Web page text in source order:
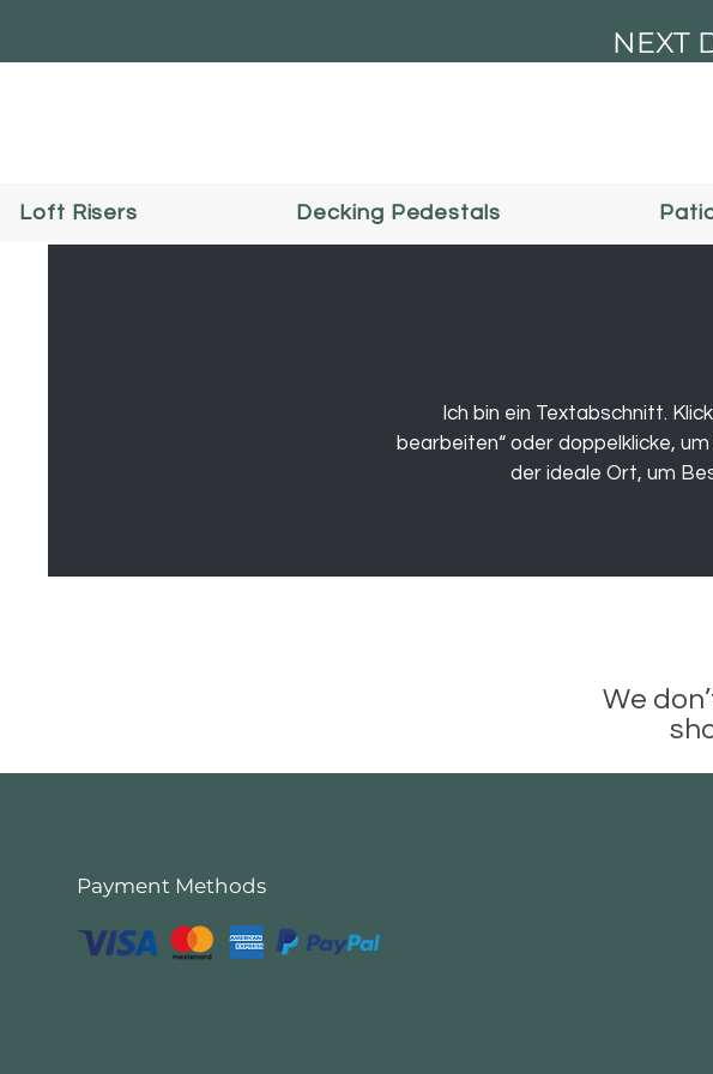
NEXT
Loft Risers Decking Pedestals
Ich bin ein Textabschnitt.
bearbeiten“ oder doppelklicke,
der ideale Ort, um
We
Payment Methods